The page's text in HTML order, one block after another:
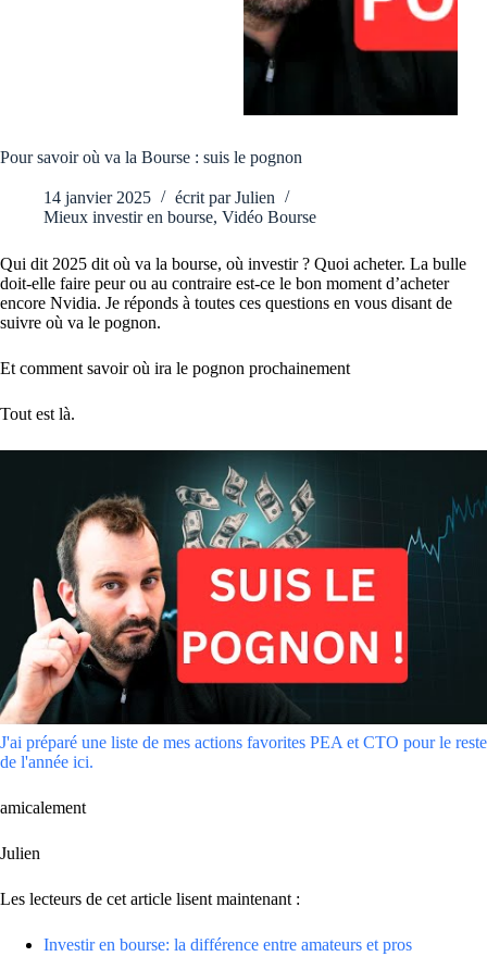
Pour savoir où va la Bourse : suis le pognon
14 janvier 2025 écrit par Julien
Mieux investir en bourse, Vidéo Bourse
Qui dit 2025 dit où va la bourse, où investir ? Quoi acheter. La bulle
doit-elle faire peur ou au contraire est-ce le bon moment d’acheter
encore Nvidia. Je réponds à toutes ces questions en vous disant de
suivre où va le pognon.
Et comment savoir où ira le pognon prochainement
Tout est là.
J'ai préparé une liste de mes actions favorites PEA et CTO pour le reste
de l'année ici.
amicalement
Julien
Les lecteurs de cet article lisent maintenant :
Investir en bourse: la différence entre amateurs et pros